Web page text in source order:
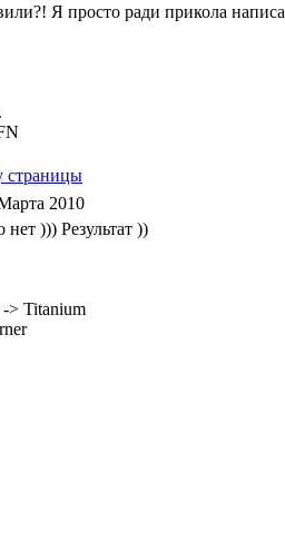
Я просто ради прикола
2010
))) Результат ))
> Titanium